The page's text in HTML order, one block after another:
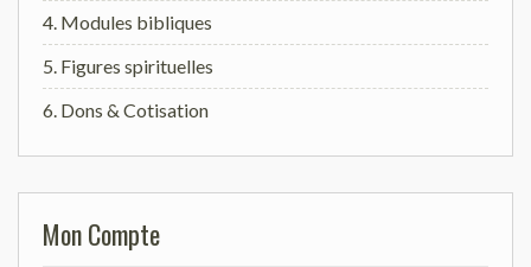
4. Modules bibliques
5. Figures spirituelles
6. Dons & Cotisation
Mon Compte